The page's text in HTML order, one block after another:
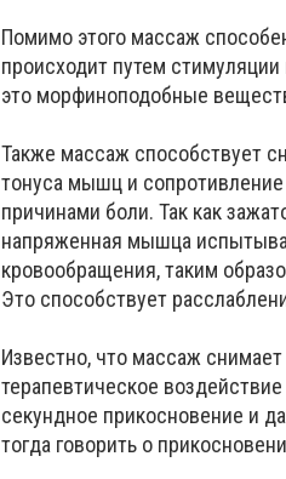
Помимо этого массаж
происходит путем
это морфиноподобные
Также массаж способствует
тонуса мышц и
причинами боли. Так как
напряженная мышца
кровообращения, таким
Это способствует
Известно, что массаж
терапевтическое
секундное прикосновение и
тогда говорить о